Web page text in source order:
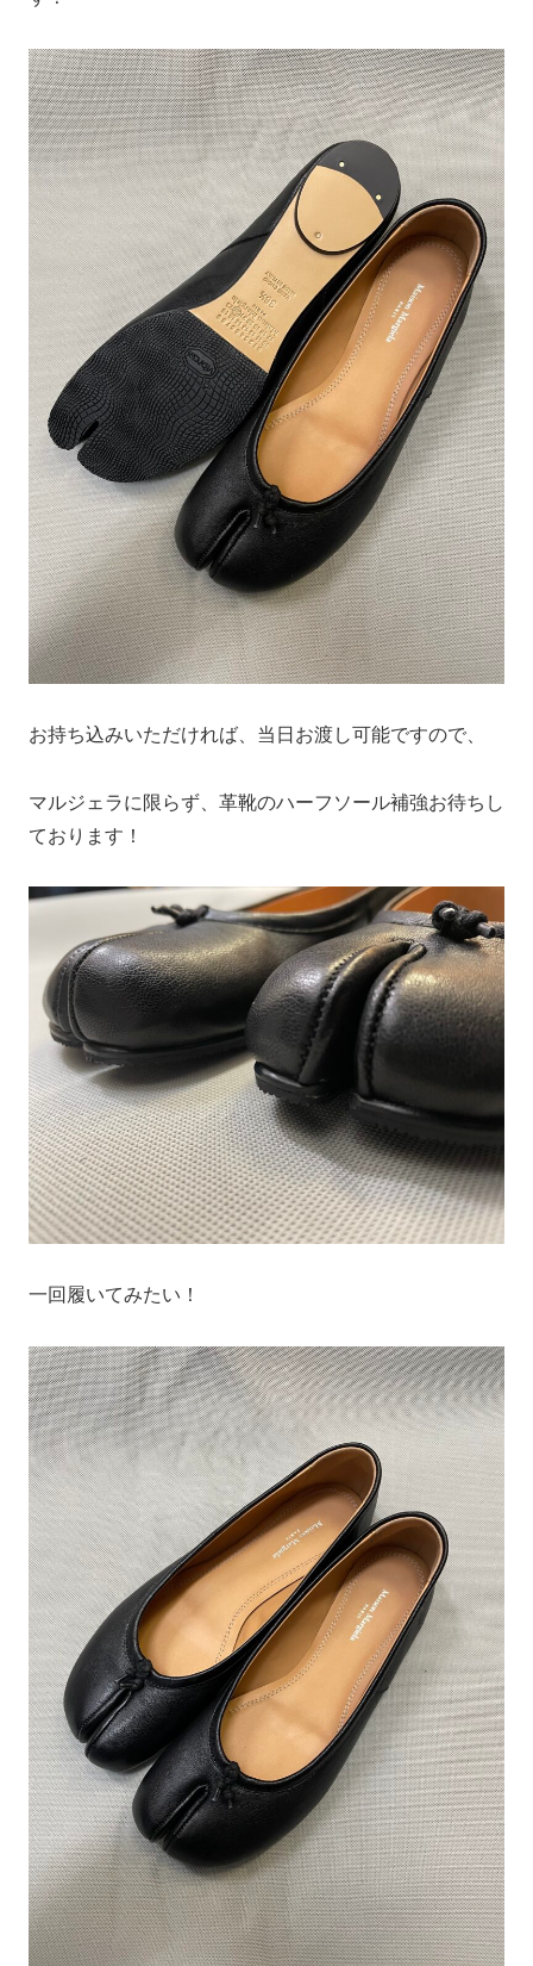
お持ち込みいただければ、当日お渡し可能ですので、
マルジェラに限らず、革靴のハーフソール補強お待ちし
ております！
一回履いてみたい！